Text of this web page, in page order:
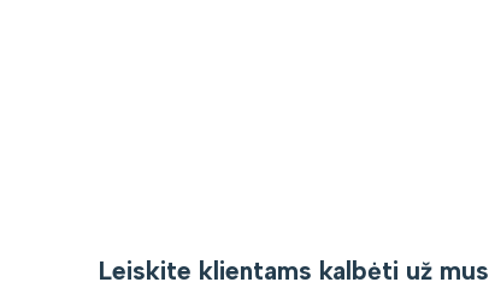
Leiskite klientams kalbėti už mus